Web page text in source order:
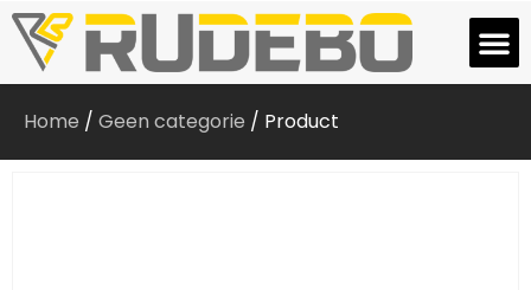
Home / Geen categorie / Product